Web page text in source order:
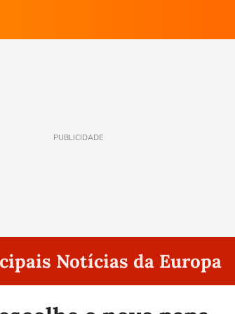
PUBLICIDADE
Notícias da Europa